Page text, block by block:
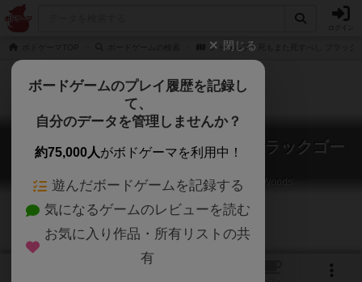
クトゥルフ：死もまた死すべし ブラック
クトゥルフ：死もまた死すべし ブラックゴー
Cthulhu: Death May Die – Black Goat of the Woods
閉じる
ボードゲームのプレイ履歴を記録し
て、
自分のデータを管理しませんか？
約75,000人がボドゲーマを利用中！
遊んだボードゲームを記録する
気になるゲームのレビューを読む
お気に入り作品・所有リストの共
有